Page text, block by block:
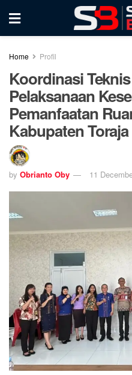
Home Profil
Koordinasi
Pelaksanaan
Pemanfaatan
Kabupaten
by Obrianto Oby 11